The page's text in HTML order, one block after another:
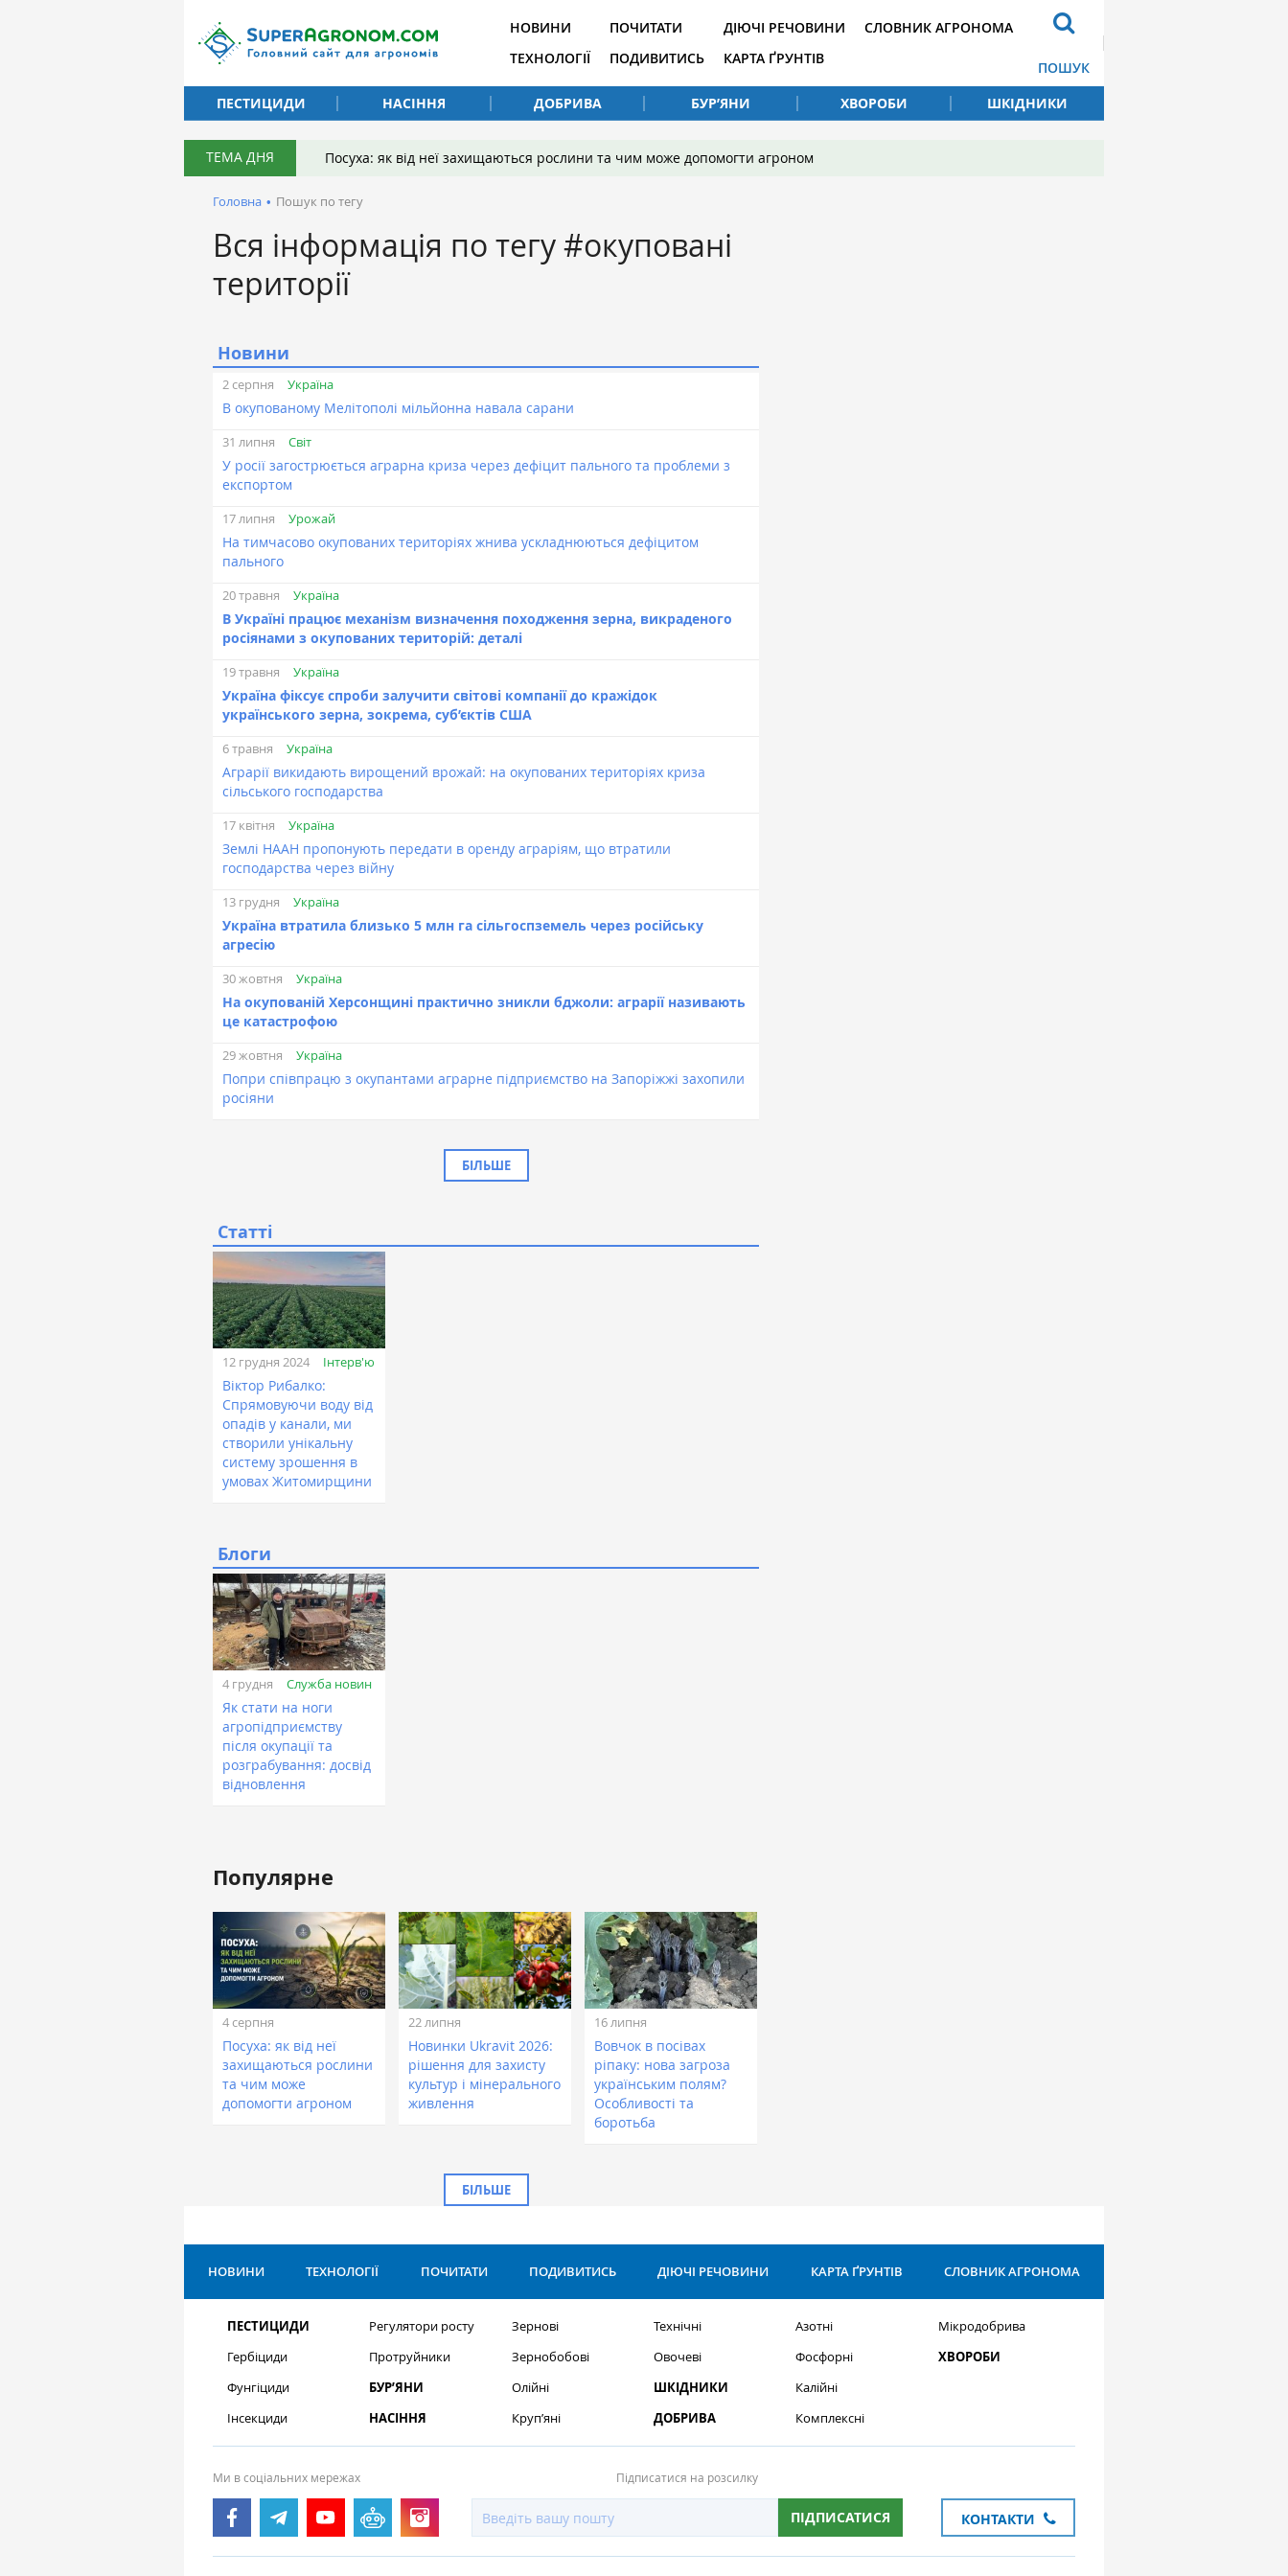
НОВИНИ
ТЕХНОЛОГІЇ
ПОЧИТАТИ
ПОДИВИТИСЬ
ДІЮЧІ РЕЧОВИНИ
КАРТА ҐРУНТІВ
СЛОВНИК АГРОНОМА
ПОШУК
ПЕСТИЦИДИ
НАСІННЯ ДОБРИВА БУР’ЯНИ ХВОРОБИ ШКІДНИКИ
ТЕМА ДНЯ Посуха: як від неї захищаються рослини та чим може допомогти агроном
Головна • Пошук по тегу
Вся інформація по тегу #окуповані
території
Новини
2 серпня Україна
В окупованому Мелітополі мільйонна навала сарани
31 липня Світ
У росії загострюється аграрна криза через дефіцит пального та проблеми з
експортом
17 липня Урожай
На тимчасово окупованих територіях жнива ускладнюються дефіцитом
пального
20 травня Україна
В Україні працює механізм визначення походження зерна, викраденого
росіянами з окупованих територій: деталі
19 травня Україна
Україна фіксує спроби залучити світові компанії до кражідок
українського зерна, зокрема, суб’єктів США
6 травня Україна
Аграрії викидають вирощений врожай: на окупованих територіях криза
сільського господарства
17 квітня Україна
Землі НААН пропонують передати в оренду аграріям, що втратили
господарства через війну
13 грудня Україна
Україна втратила близько 5 млн га сільгоспземель через російську
агресію
30 жовтня Україна
На окупованій Херсонщині практично зникли бджоли: аграрії називають
це катастрофою
29 жовтня Україна
Попри співпрацю з окупантами аграрне підприємство на Запоріжжі захопили
росіяни
БІЛЬШЕ
Статті
12 грудня 2024 Інтерв'ю
Віктор Рибалко:
Спрямовуючи воду від
опадів у канали, ми
створили унікальну
систему зрошення в
умовах Житомирщини
Блоги
4 грудня Служба новин
Як стати на ноги
агропідприємству
після окупації та
розграбування: досвід
відновлення
Популярне
4 серпня
Посуха: як від неї
захищаються рослини
та чим може
допомогти агроном
22 липня
Новинки Ukravit 2026:
рішення для захисту
культур і мінерального
живлення
16 липня
Вовчок в посівах
ріпаку: нова загроза
українським полям?
Особливості та
боротьба
БІЛЬШЕ
НОВИНИ ТЕХНОЛОГІЇ ПОЧИТАТИ ПОДИВИТИСЬ ДІЮЧІ РЕЧОВИНИ КАРТА ҐРУНТІВ СЛОВНИК АГРОНОМА
ПЕСТИЦИДИ
Гербіциди
Фунгіциди
Інсекциди
Регулятори росту
Протруйники
БУР’ЯНИ
НАСІННЯ
Зернові
Зернобобові
Олійні
Круп’яні
Технічні
Овочеві
ШКІДНИКИ
ДОБРИВА
Азотні
Фосфорні
Калійні
Комплексні
Мікродобрива
ХВОРОБИ
Ми в соціальних мережах Підписатися на розсилку
ПІДПИСАТИСЯ КОНТАКТИ